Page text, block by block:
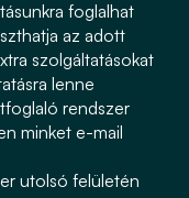
foglalhat
az adott
szolgáltatásokat
lenne
rendszer
minket e-mail
utolsó felületén